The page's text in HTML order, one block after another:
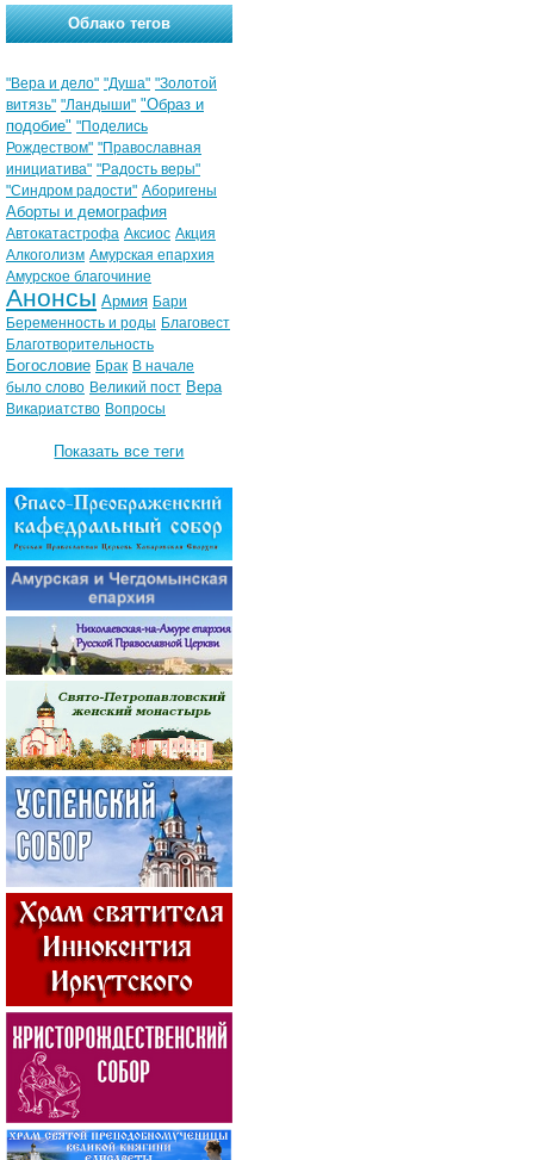
Облако тегов
"Вера и дело" "Душа" "Золотой
витязь" "Ландыши" "Образ и
подобие" "Поделись
Рождеством" "Православная
инициатива" "Радость веры"
"Синдром радости" Аборигены
Аборты и демография
Автокатастрофа Аксиос Акция
Алкоголизм Амурская епархия
Амурское благочиние
Анонсы Армия Бари
Беременность и роды Благовест
Благотворительность
Богословие Брак В начале
было слово Великий пост Вера
Викариатство Вопросы
Показать все теги